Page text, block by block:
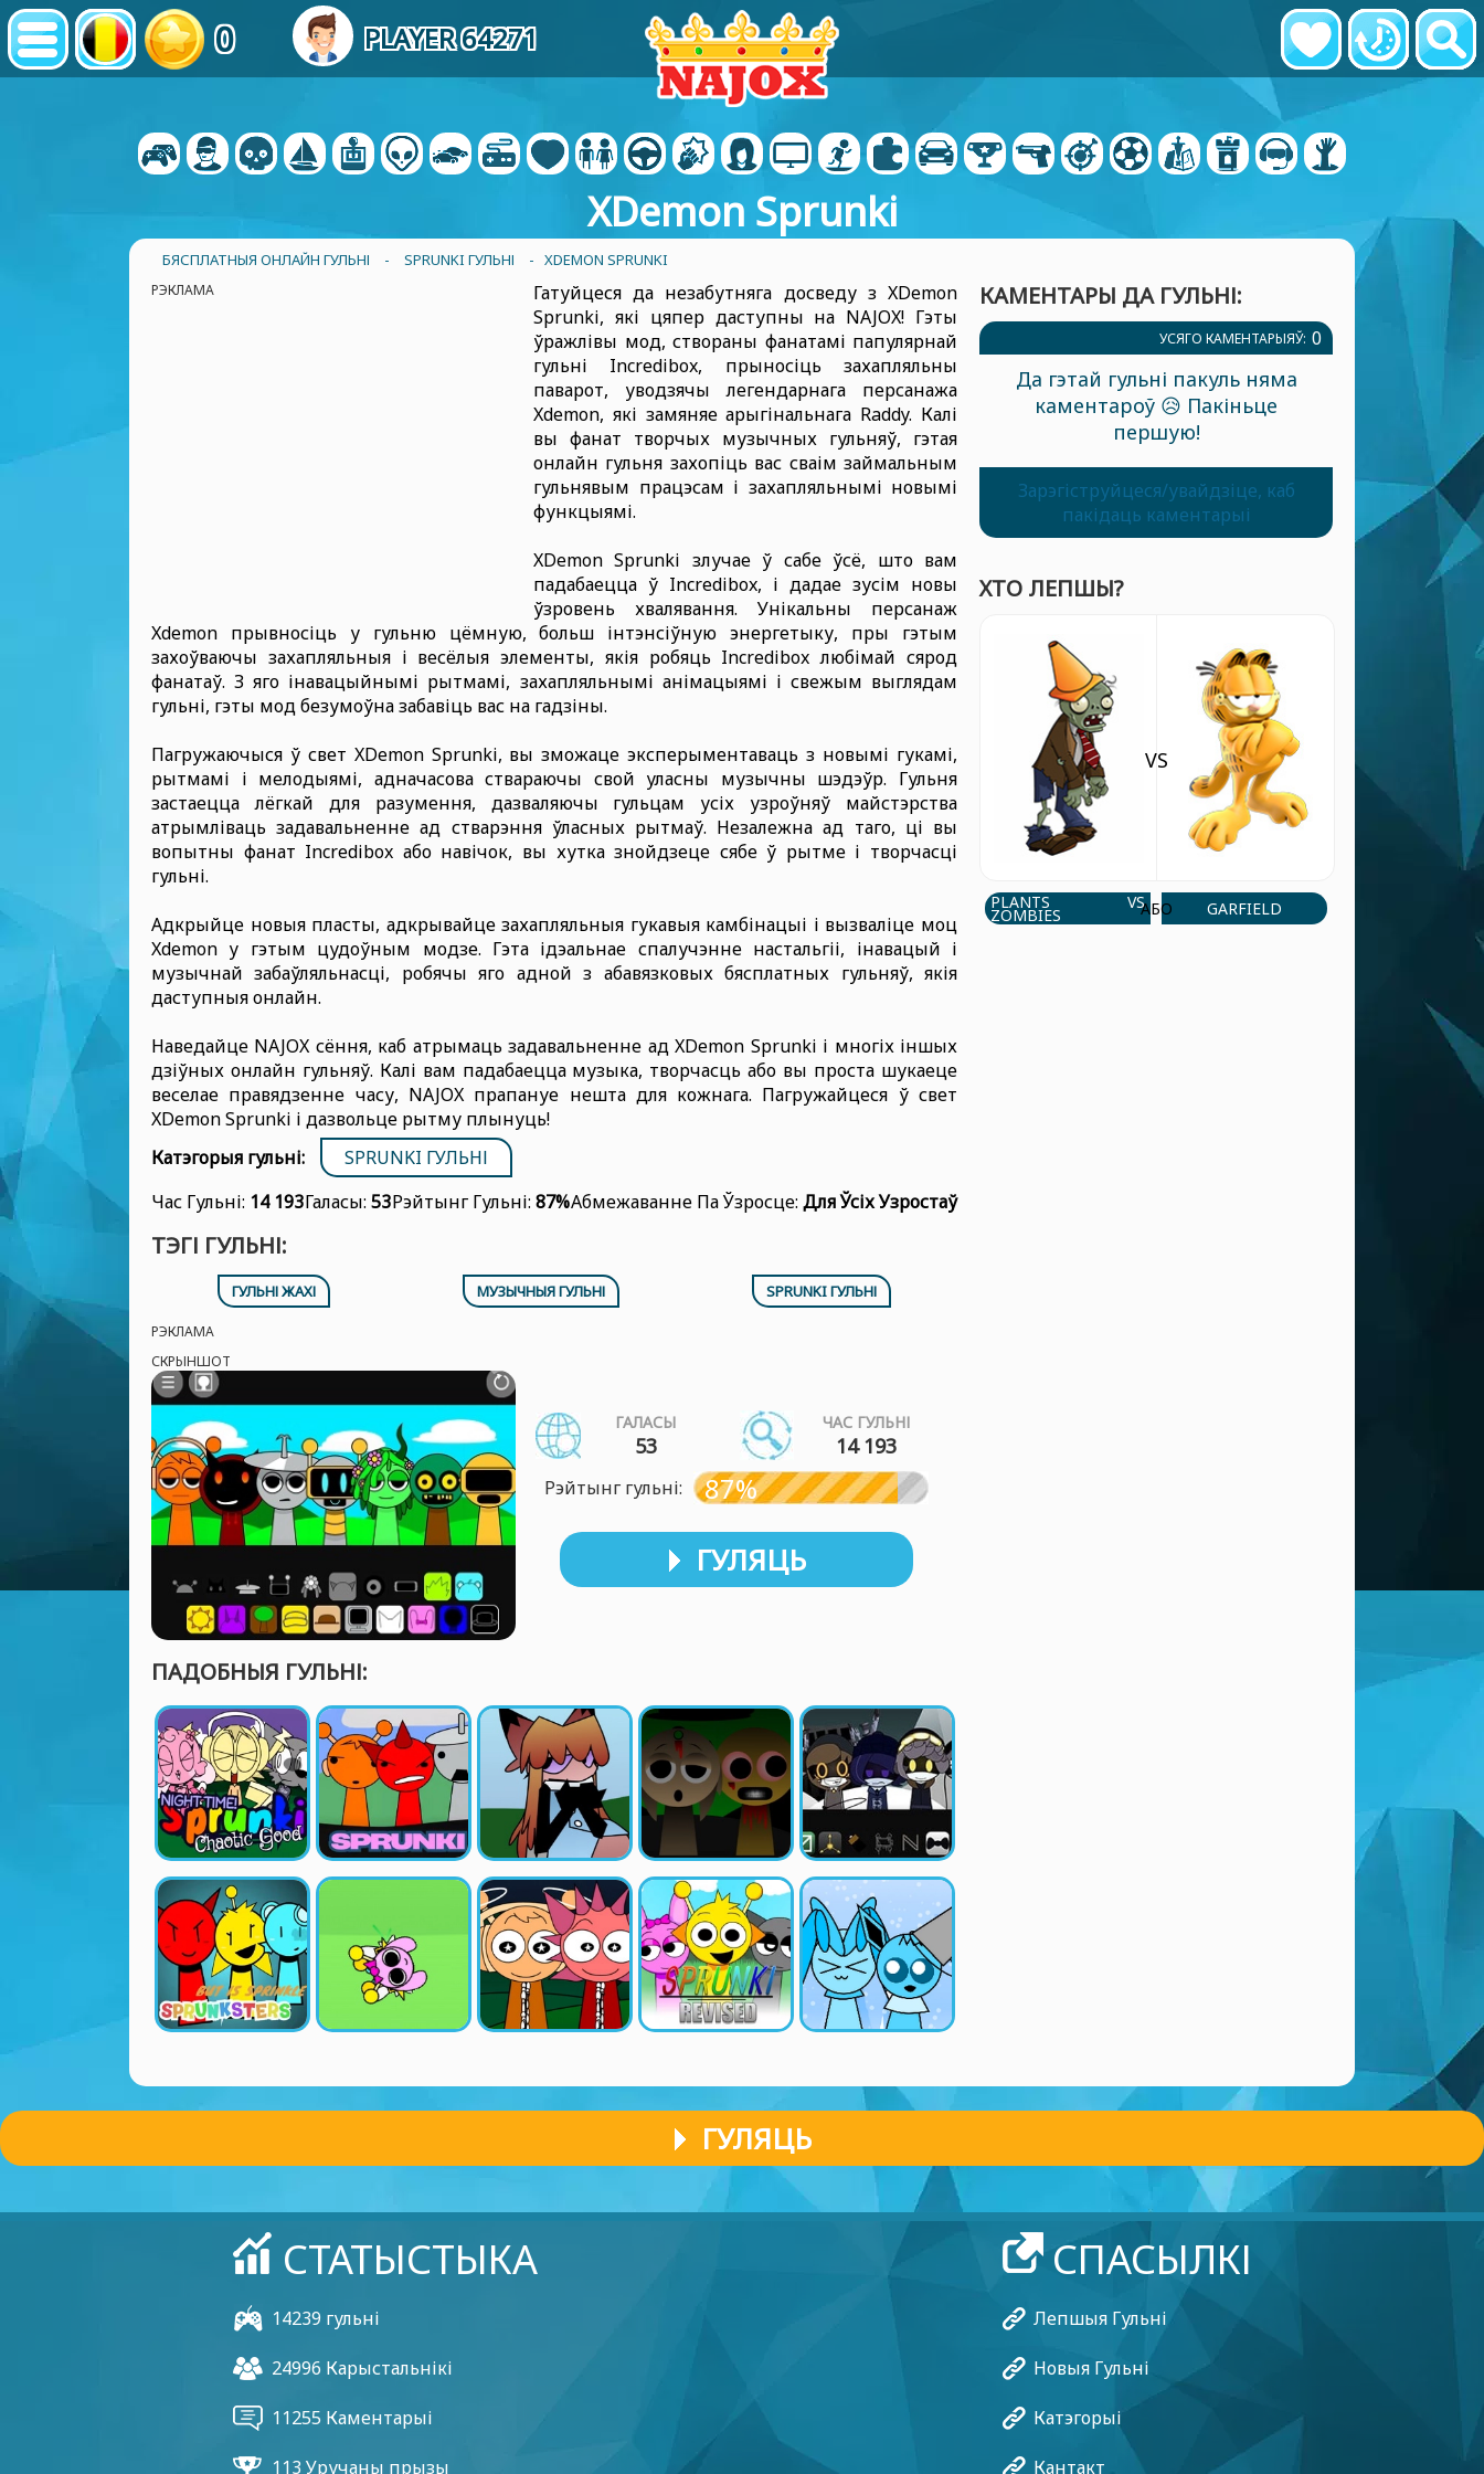
0 PLAYER 64271
XDemon Sprunki
БЯСПЛАТНЫЯ ОНЛАЙН ГУЛЬНІ - SPRUNKI ГУЛЬНІ - XDEMON SPRUNKI
РЭКЛАМА
Гатуйцеся да незабутняга досведу з XDemon
Sprunki, які цяпер даступны на NAJOX! Гэты
ўражлівы мод, створаны фанатамі папулярнай
гульні Incredibox, прыносіць захапляльны
паварот, уводзячы легендарнага персанажа
Xdemon, які замяняе арыгінальнага Raddy. Калі
вы фанат творчых музычных гульняў, гэтая
онлайн гульня захопіць вас сваім займальным
гульнявым працэсам і захапляльнымі новымі
функцыямі.
XDemon Sprunki злучае ў сабе ўсё, што вам
падабаецца ў Incredibox, і дадае зусім новы
ўзровень хвалявання. Унікальны персанаж
Xdemon прывносіць у гульню цёмную, больш інтэнсіўную энергетыку, пры гэтым
захоўваючы захапляльныя і весёлыя элементы, якія робяць Incredibox любімай сярод
фанатаў. З яго інавацыйнымі рытмамі, захапляльнымі анімацыямі і свежым выглядам
гульні, гэты мод безумоўна забавіць вас на гадзіны.
Пагружаючыся ў свет XDemon Sprunki, вы зможаце эксперыментаваць з новымі гукамі,
рытмамі і мелодыямі, адначасова ствараючы свой уласны музычны шэдэўр. Гульня
застаецца лёгкай для разумення, дазваляючы гульцам усіх узроўняў майстэрства
атрымліваць задавальненне ад стварэння ўласных рытмаў. Незалежна ад таго, ці вы
вопытны фанат Incredibox або навічок, вы хутка знойдзеце сябе ў рытме і творчасці
гульні.
Адкрыйце новыя пласты, адкрывайце захапляльныя гукавыя камбінацыі і вызваліце моц
Xdemon у гэтым цудоўным модзе. Гэта ідэальнае спалучэнне настальгіі, інавацый і
музычнай забаўляльнасці, робячы яго адной з абавязковых бясплатных гульняў, якія
даступныя онлайн.
Наведайце NAJOX сёння, каб атрымаць задавальненне ад XDemon Sprunki і многіх іншых
дзіўных онлайн гульняў. Калі вам падабаецца музыка, творчасць або вы проста шукаеце
веселае правядзенне часу, NAJOX прапануе нешта для кожнага. Пагружайцеся ў свет
XDemon Sprunki і дазвольце рытму плынуць!
Катэгорыя гульні:
SPRUNKI ГУЛЬНІ
Час Гульні: 14 193Галасы: 53Рэйтынг Гульні: 87%Абмежаванне Па Ўзросце: Для Ўсіх Узростаў
ТЭГІ ГУЛЬНІ:
ГУЛЬНІ ЖАХІ МУЗЫЧНЫЯ ГУЛЬНІ SPRUNKI ГУЛЬНІ
РЭКЛАМА
СКРЫНШОТ
ГАЛАСЫ
53
ЧАС ГУЛЬНІ
14 193
Рэйтынг гульні: 87%
ГУЛЯЦЬ
ПАДОБНЫЯ ГУЛЬНІ:
КАМЕНТАРЫ ДА ГУЛЬНІ:
УСЯГО КАМЕНТАРЫЯЎ: 0
Да гэтай гульні пакуль няма
каментароў 😥 Пакіньце
першую!
Зарэгіструйцеся/увайдзіце, каб
пакідаць каментарыі
ХТО ЛЕПШЫ?
PLANTS VS
ZOMBIES
VS
АБО GARFIELD
ГУЛЯЦЬ
СТАТЫСТЫКА
14239 гульні
24996 Карыстальнікі
11255 Каментарыі
113 Уручаны прызы
СПАСЫЛКІ
Лепшыя Гульні
Новыя Гульні
Катэгорыі
Кантакт